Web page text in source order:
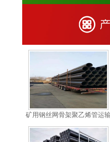
气体管/SSPE-KMQ气体管
矿用钢丝网骨架聚乙烯管运